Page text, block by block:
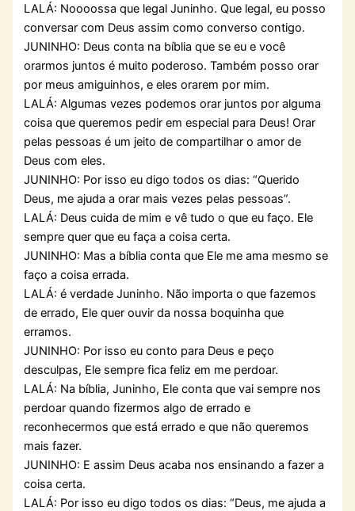
LALÁ: Noooossa que legal Juninho. Que legal, eu posso
conversar com Deus assim como converso contigo.
JUNINHO: Deus conta na bíblia que se eu e você
orarmos juntos é muito poderoso. Também posso orar
por meus amiguinhos, e eles orarem por mim.
LALÁ: Algumas vezes podemos orar juntos por alguma
coisa que queremos pedir em especial para Deus! Orar
pelas pessoas é um jeito de compartilhar o amor de
Deus com eles.
JUNINHO: Por isso eu digo todos os dias: “Querido
Deus, me ajuda a orar mais vezes pelas pessoas”.
LALÁ: Deus cuida de mim e vê tudo o que eu faço. Ele
sempre quer que eu faça a coisa certa.
JUNINHO: Mas a bíblia conta que Ele me ama mesmo se
faço a coisa errada.
LALÁ: é verdade Juninho. Não importa o que fazemos
de errado, Ele quer ouvir da nossa boquinha que
erramos.
JUNINHO: Por isso eu conto para Deus e peço
desculpas, Ele sempre fica feliz em me perdoar.
LALÁ: Na bíblia, Juninho, Ele conta que vai sempre nos
perdoar quando fizermos algo de errado e
reconhecermos que está errado e que não queremos
mais fazer.
JUNINHO: E assim Deus acaba nos ensinando a fazer a
coisa certa.
LALÁ: Por isso eu digo todos os dias: “Deus, me ajuda a